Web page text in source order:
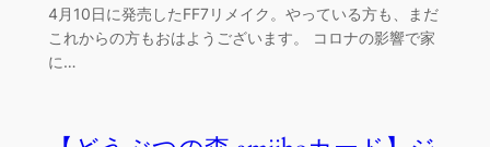
4月10日に発売したFF7リメイク。やっている方も、まだ
これからの方もおはようございます。 コロナの影響で家
に…